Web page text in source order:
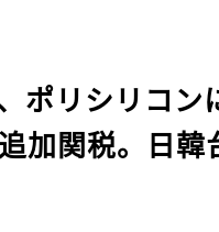
ポリシリコン
加関税。日韓